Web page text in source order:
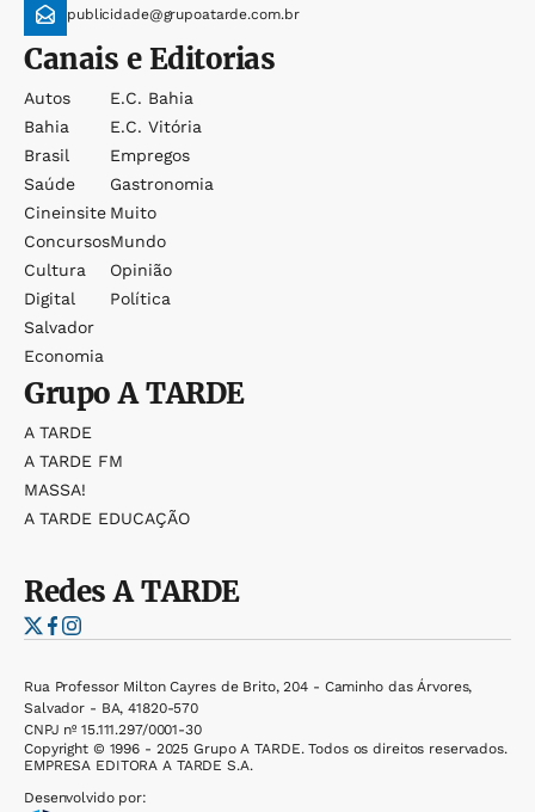
publicidade@grupoatarde.com.br
Canais e Editorias
Autos
Bahia
Brasil
Saúde
Cineinsite
Concursos
Cultura
Digital
Salvador
Economia
E.c. Bahia
E.c. Vitória
Empregos
Gastronomia
Muito
Mundo
Opinião
Política
GrupoA TARDE
A TARDE
A TARDE FM
MASSA!
A TARDE EDUCAÇÃO
RedesA TARDE
Rua Professor Milton Cayres de Brito, 204 - Caminho das Árvores,
Salvador - BA, 41820-570
CNPJ nº 15.111.297/0001-30
Copyright © 1996 - 2025 Grupo A TARDE. Todos os direitos reservados.
EMPRESA EDITORA A TARDE S.A.
Desenvolvido por: